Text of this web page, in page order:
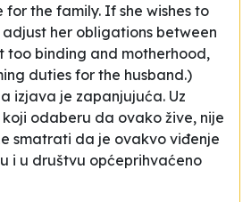
the family. If she wishes to
her obligations between
too binding and motherhood,
duties for the husband.)
izjava je zapanjujuća. Uz
odaberu da ovako žive, nije
smatrati da je ovakvo viđenje
i u društvu općeprihvaćeno